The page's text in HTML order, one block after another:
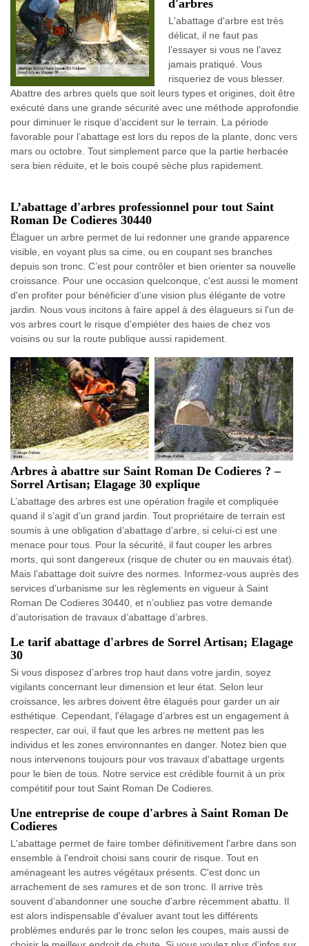
d'arbres
L'abattage d'arbre est très
délicat, il ne faut pas
l’essayer si vous ne l’avez
jamais pratiqué. Vous
risqueriez de vous blesser.
Abattre des arbres quels que soit leurs types et origines, doit être
exécuté dans une grande sécurité avec une méthode approfondie
pour diminuer le risque d’accident sur le terrain. La période
favorable pour l’abattage est lors du repos de la plante, donc vers
mars ou octobre. Tout simplement parce que la partie herbacée
sera bien réduite, et le bois coupé sèche plus rapidement.
L’abattage d'arbres professionnel pour tout Saint
Roman De Codieres 30440
Élaguer un arbre permet de lui redonner une grande apparence
visible, en voyant plus sa cime, ou en coupant ses branches
depuis son tronc. C’est pour contrôler et bien orienter sa nouvelle
croissance. Pour une occasion quelconque, c'est aussi le moment
d'en profiter pour bénéficier d’une vision plus élégante de votre
jardin. Nous vous incitons à faire appel à des élagueurs si l'un de
vos arbres court le risque d'empiéter des haies de chez vos
voisins ou sur la route publique aussi rapidement.
Arbres à abattre sur Saint Roman De Codieres ? –
Sorrel Artisan; Elagage 30 explique
L’abattage des arbres est une opération fragile et compliquée
quand il s’agit d’un grand jardin. Tout propriétaire de terrain est
soumis à une obligation d’abattage d’arbre, si celui-ci est une
menace pour tous. Pour la sécurité, il faut couper les arbres
morts, qui sont dangereux (risque de chuter ou en mauvais état).
Mais l’abattage doit suivre des normes. Informez-vous auprès des
services d’urbanisme sur les règlements en vigueur à Saint
Roman De Codieres 30440, et n’oubliez pas votre demande
d’autorisation de travaux d’abattage d’arbres.
Le tarif abattage d'arbres de Sorrel Artisan; Elagage
30
Si vous disposez d’arbres trop haut dans votre jardin, soyez
vigilants concernant leur dimension et leur état. Selon leur
croissance, les arbres doivent être élagués pour garder un air
esthétique. Cependant, l'élagage d’arbres est un engagement à
respecter, car oui, il faut que les arbres ne mettent pas les
individus et les zones environnantes en danger. Notez bien que
nous intervenons toujours pour vos travaux d'abattage urgents
pour le bien de tous. Notre service est crédible fournit à un prix
compétitif pour tout Saint Roman De Codieres.
Une entreprise de coupe d'arbres à Saint Roman De
Codieres
L'abattage permet de faire tomber définitivement l'arbre dans son
ensemble à l'endroit choisi sans courir de risque. Tout en
aménageant les autres végétaux présents. C'est donc un
arrachement de ses ramures et de son tronc. Il arrive très
souvent d’abandonner une souche d'arbre récemment abattu. Il
est alors indispensable d'évaluer avant tout les différents
problèmes endurés par le tronc selon les coupes, mais aussi de